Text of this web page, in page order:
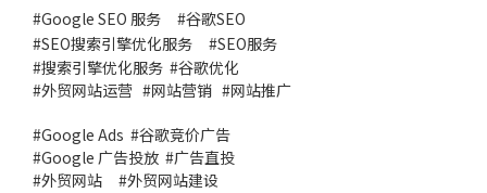
#Google SEO 服务 #谷歌SEO
#SEO搜索引擎优化服务 #SEO服务
#搜索引擎优化服务 #谷歌优化
#外贸网站运营 #网站营销 #网站推广
#Google Ads #谷歌竞价广告
#Google 广告投放 #广告直投
#外贸网站 #外贸网站建设